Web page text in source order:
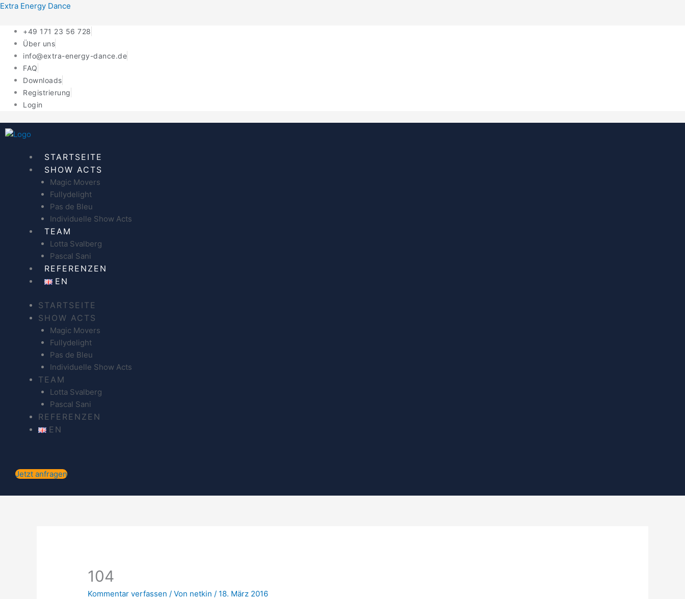
Zum
springen
Extra Energy Dance
+49 171 23 56 728
Über uns
info@extra-energy-dance.de
FAQ
Downloads
Registrierung
Login
STARTSEITE
SHOW ACTS
Magic Movers
Fullydelight
Pas de Bleu
Individuelle Show Acts
TEAM
Lotta Svalberg
Pascal Sani
REFERENZEN
EN
STARTSEITE
SHOW ACTS
Magic Movers
Fullydelight
Pas de Bleu
Individuelle Show Acts
TEAM
Lotta Svalberg
Pascal Sani
REFERENZEN
EN
Jetzt anfragen
104
Kommentar verfassen / Von netkin / 18. März 2016